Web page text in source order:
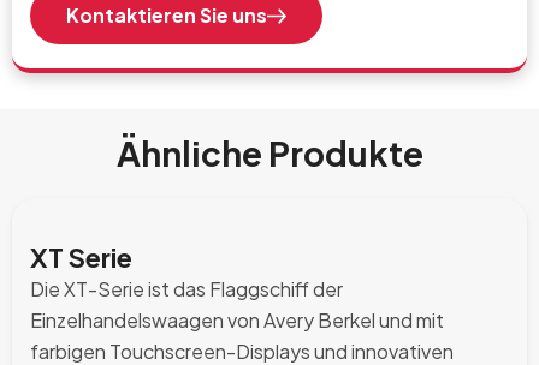
Kontaktieren Sie uns
Ähnliche Produkte
XT Serie
Die XT-Serie ist das Flaggschiff der
Einzelhandelswaagen von Avery Berkel und mit
farbigen Touchscreen-Displays und innovativen